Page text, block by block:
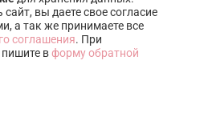
вы даете свое согласие
а так же принимаете все
соглашения. При
вформу обратной